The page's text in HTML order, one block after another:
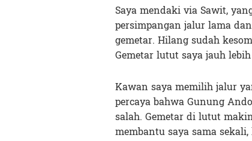
Saya mendaki via Sawit,
persimpangan jalur lama
gemetar. Hilang sudah
Gemetar lutut saya jauh
Kawan saya memilih jalur
percaya bahwa Gunung
salah. Gemetar di lutut
membantu saya sama